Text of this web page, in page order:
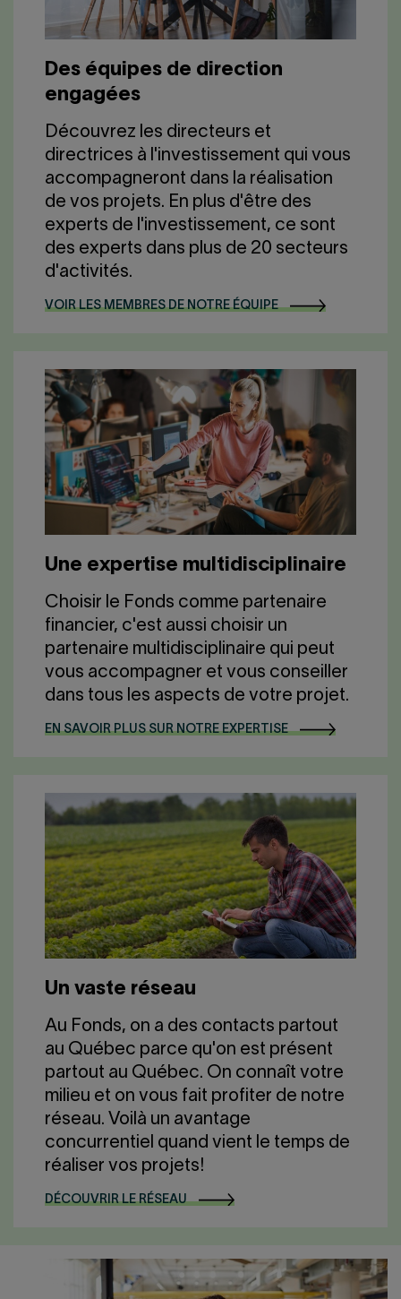
Des équipes de direction
engagées
Découvrez les directeurs et
directrices à l'investissement qui vous
accompagneront dans la réalisation
de vos projets. En plus d'être des
experts de l'investissement, ce sont
des experts dans plus de 20 secteurs
d'activités.
VOIR LES MEMBRES DE NOTRE ÉQUIPE
Une expertise multidisciplinaire
Choisir le Fonds comme partenaire
financier, c'est aussi choisir un
partenaire multidisciplinaire qui peut
vous accompagner et vous conseiller
dans tous les aspects de votre projet.
EN SAVOIR PLUS SUR NOTRE EXPERTISE
Un vaste réseau
Au Fonds, on a des contacts partout
au Québec parce qu'on est présent
partout au Québec. On connaît votre
milieu et on vous fait profiter de notre
réseau. Voilà un avantage
concurrentiel quand vient le temps de
réaliser vos projets!
DÉCOUVRIR LE RÉSEAU